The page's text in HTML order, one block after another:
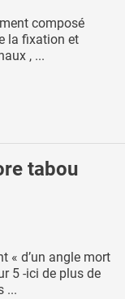
composé
la fixation et
, ...
tabou
« d’un angle mort
5 -ici de plus de
...